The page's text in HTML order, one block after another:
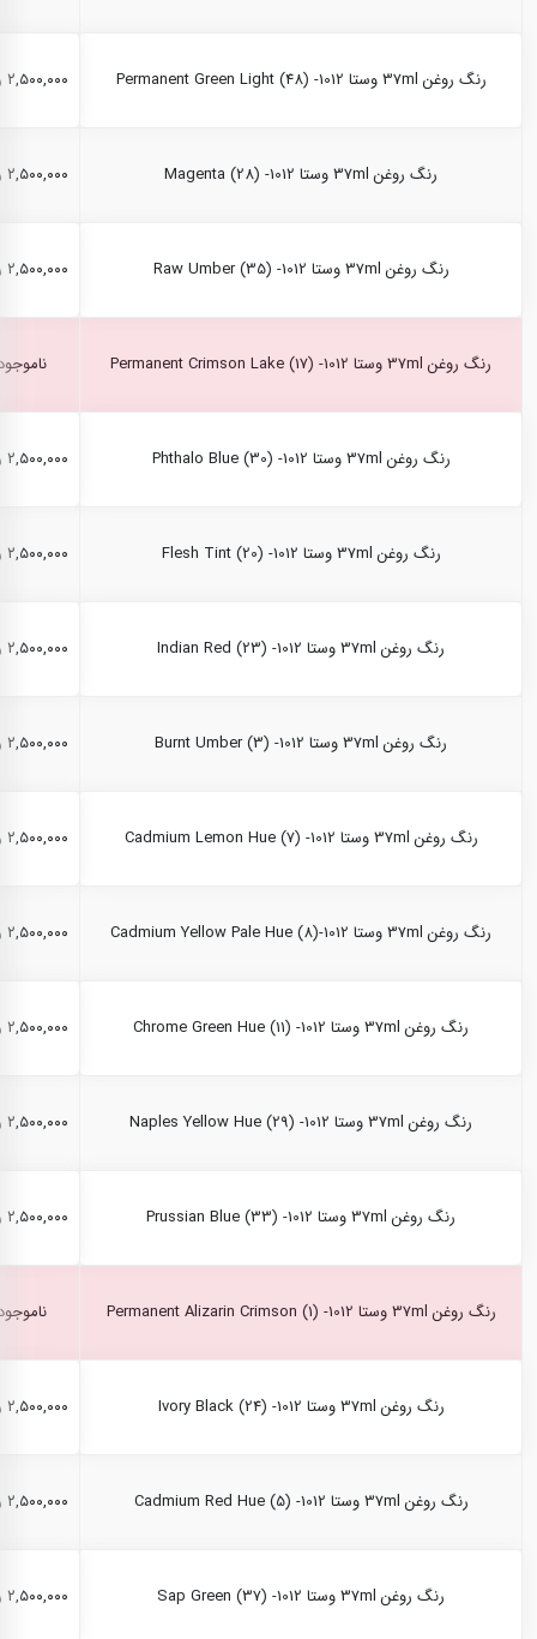
رنگ روغن 37ml وستا Permanent Green Light (48) -1012 ۲,۵۰۰,۰۰۰ ریال
رنگ روغن 37ml وستا Magenta (28) -1012 ۲,۵۰۰,۰۰۰ ریال
رنگ روغن 37ml وستا Raw Umber (35) -1012 ۲,۵۰۰,۰۰۰ ریال
رنگ روغن 37ml وستا Permanent Crimson Lake (17) -1012
رنگ روغن 37ml وستا Phthalo Blue (30) -1012 ۲,۵۰۰,۰۰۰ ریال
رنگ روغن 37ml وستا Flesh Tint (20) -1012 ۲,۵۰۰,۰۰۰ ریال
رنگ روغن 37ml وستا Indian Red (23) -1012 ۲,۵۰۰,۰۰۰ ریال
رنگ روغن 37ml وستا Burnt Umber (3) -1012 ۲,۵۰۰,۰۰۰ ریال
رنگ روغن 37ml وستا Cadmium Lemon Hue (7) -1012 ۲,۵۰۰,۰۰۰ ریال
رنگ روغن 37ml وستا Cadmium Yellow Pale Hue (8)-1012 ۲,۵۰۰,۰۰۰ ریال
رنگ روغن 37ml وستا Chrome Green Hue (11) -1012 ۲,۵۰۰,۰۰۰ ریال
رنگ روغن 37ml وستا Naples Yellow Hue (29) -1012 ۲,۵۰۰,۰۰۰ ریال
رنگ روغن 37ml وستا Prussian Blue (33) -1012 ۲,۵۰۰,۰۰۰ ریال
رنگ روغن 37ml وستا Permanent Alizarin Crimson (1) -1012
رنگ روغن 37ml وستا Ivory Black (24) -1012 ۲,۵۰۰,۰۰۰ ریال
رنگ روغن 37ml وستا Cadmium Red Hue (5) -1012 ۲,۵۰۰,۰۰۰ ریال
رنگ روغن 37ml وستا Sap Green (37) -1012 ۲,۵۰۰,۰۰۰ ریال